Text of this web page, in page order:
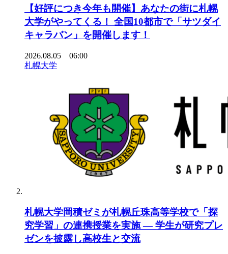
【好評につき今年も開催】あなたの街に札幌
大学がやってくる！ 全国10都市で「サツダイ
キャラバン」を開催します！
2026.08.05 06:00
札幌大学
札幌大学岡積ゼミが札幌丘珠高等学校で「探
究学習」の連携授業を実施 ― 学生が研究プレ
ゼンを披露し高校生と交流